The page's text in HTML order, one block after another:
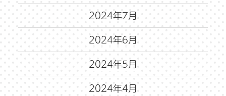
2024年7月
2024年6月
2024年5月
2024年4月